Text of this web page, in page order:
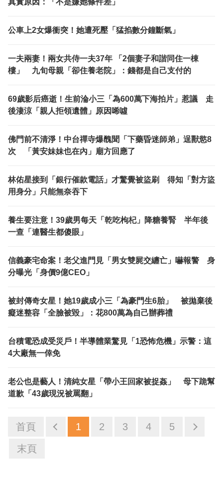
真實原因：「不是嫌她條件差」
公車上2女爆衝突！她遭死壓「猛掐數分鐘斷氣」
一夫兩妻！兩女共侍一夫37年 「2個妻子和諧同住一棟
樓」 九旬母親「卻住養老院」：錢都是自己支付的
69歲影后癌逝！生前淪小三「為600萬下海拍片」惹議 走
後淒涼「親人拒領遺體」原因唏噓
佛門前不清淨！中台禪寺爆醜聞「下藥昏迷師弟」逞獸慾8
次 「黃安妹妹也在內」廟方回應了
林佑星接到「銀行催款電話」才驚覺被盜刷 得知「對方盜
用身分」只能無奈吞下
養生要注意！39歲男每天「乾吃枸杞」降糖養腎 半年後
一查「連醫生都傻眼」
信義豪宅命案！老父進門見「男女雙屍交纏亡」嚇報警 身
分曝光「身價9億CEO」
被封傳奇女星！她19歲成小三「為豪門生6胎」 被拋棄後
癡迷整容「全臉被毀」：花800萬為自己辦葬禮
台積電恐成受災戶！半導體業驚見「1恐怖危機」示警：這
4大廠無一倖免
老公也是藝人！清純女星「帶小王回家被捉姦」 母下跪幫
道歉「43歲現況被罵翻」
首頁 1 2 3 4
5
末頁